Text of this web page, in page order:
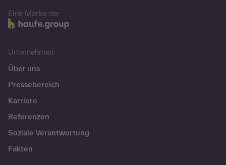
Eine Marke der
Unternehmen
Über uns
Pressebereich
Karriere
Referenzen
Soziale Verantwortung
Fakten